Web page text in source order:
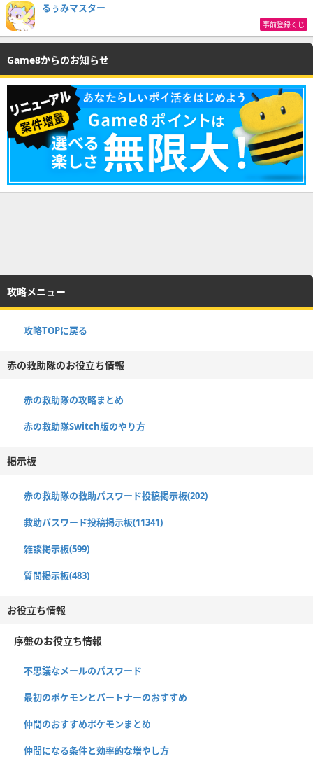
るぅみマスター
事前登録くじ
Game8からのお知らせ
攻略メニュー
攻略TOPに戻る
赤の救助隊のお役立ち情報
赤の救助隊の攻略まとめ
赤の救助隊Switch版のやり方
掲示板
赤の救助隊の救助パスワード投稿掲示板(202)
救助パスワード投稿掲示板(11341)
雑談掲示板(599)
質問掲示板(483)
お役立ち情報
序盤のお役立ち情報
不思議なメールのパスワード
最初のポケモンとパートナーのおすすめ
仲間のおすすめポケモンまとめ
仲間になる条件と効率的な増やし方